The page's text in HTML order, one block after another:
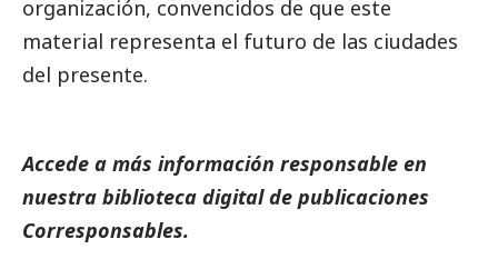
organización, convencidos de que este
material representa el futuro de las ciudades
del presente.
Accede a más información responsable en
nuestra biblioteca digital de publicaciones
Corresponsables.